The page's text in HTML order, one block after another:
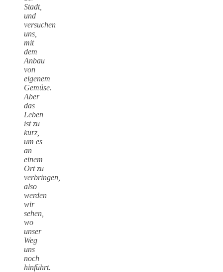
Stadt,
und
versuchen
uns,
mit
dem
Anbau
von
eigenem
Gemüse.
Aber
das
Leben
ist zu
kurz,
um es
an
einem
Ort zu
verbringen,
also
werden
wir
sehen,
wo
unser
Weg
uns
noch
hinführt.